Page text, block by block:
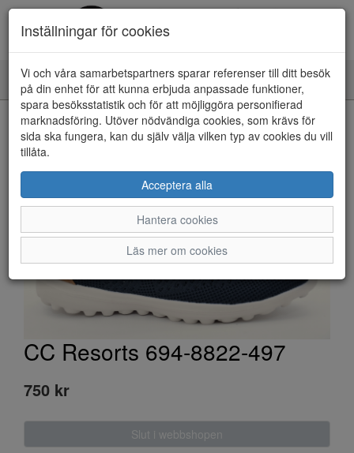
Toggle
navigation
HEM
CC Resorts 694-8822-497
750 kr
Slut i webbshopen
Inställningar för cookies
Vi och våra samarbetspartners sparar referenser till ditt besök
på din enhet för att kunna erbjuda anpassade funktioner,
spara besöksstatistik och för att möjliggöra personifierad
marknadsföring. Utöver nödvändiga cookies, som krävs för
sida ska fungera, kan du själv välja vilken typ av cookies du vill
tillåta.
Acceptera alla
Hantera cookies
Läs mer om cookies